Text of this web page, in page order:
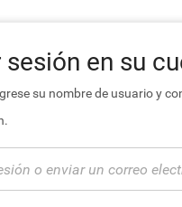
sesión en su
su nombre de usuario y